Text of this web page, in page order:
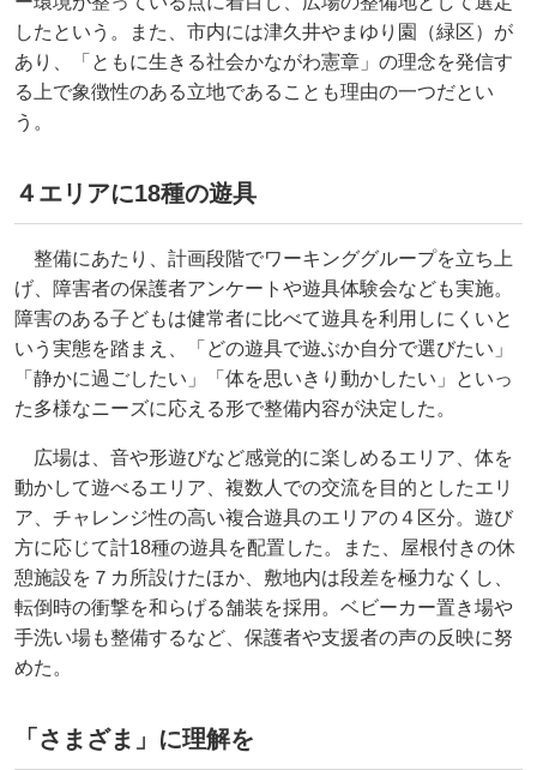
したという。また、市内には津久井やまゆり園（緑区）が
あり、「ともに生きる社会かながわ憲章」の理念を発信す
る上で象徴性のある立地であることも理由の一つだとい
う。
４エリアに18種の遊具
整備にあたり、計画段階でワーキンググループを立ち上
げ、障害者の保護者アンケートや遊具体験会なども実施。
障害のある子どもは健常者に比べて遊具を利用しにくいと
いう実態を踏まえ、「どの遊具で遊ぶか自分で選びたい」
「静かに過ごしたい」「体を思いきり動かしたい」といっ
た多様なニーズに応える形で整備内容が決定した。
広場は、音や形遊びなど感覚的に楽しめるエリア、体を
動かして遊べるエリア、複数人での交流を目的としたエリ
ア、チャレンジ性の高い複合遊具のエリアの４区分。遊び
方に応じて計18種の遊具を配置した。また、屋根付きの休
憩施設を７カ所設けたほか、敷地内は段差を極力なくし、
転倒時の衝撃を和らげる舗装を採用。ベビーカー置き場や
手洗い場も整備するなど、保護者や支援者の声の反映に努
めた。
「さまざま」に理解を